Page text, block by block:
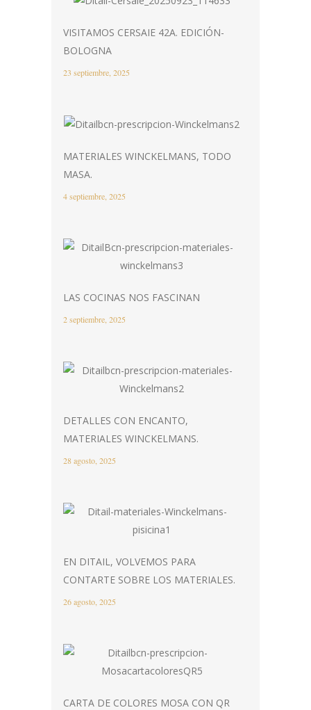
VISITAMOS CERSAIE 42A. EDICIÓN-
BOLOGNA
23 septiembre, 2025
MATERIALES WINCKELMANS, TODO
MASA.
4 septiembre, 2025
LAS COCINAS NOS FASCINAN
2 septiembre, 2025
DETALLES CON ENCANTO,
MATERIALES WINCKELMANS.
28 agosto, 2025
EN DITAIL, VOLVEMOS PARA
CONTARTE SOBRE LOS MATERIALES.
26 agosto, 2025
CARTA DE COLORES MOSA CON QR